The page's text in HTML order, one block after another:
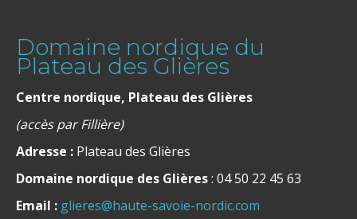
Domaine nordique du
Plateau des Glières
Centre nordique, Plateau des Glières
(accès par Fillière)
Adresse : Plateau des Glières
Domaine nordique des Glières: 04 50 22 45 63
Email : glieres@haute-savoie-nordic.com